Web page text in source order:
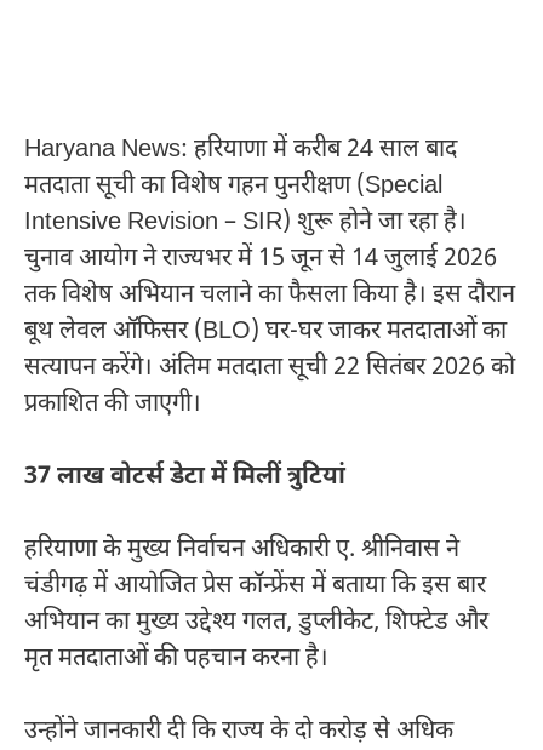
Haryana News: हरियाणा में करीब 24 साल बाद
मतदाता सूची का विशेष गहन पुनरीक्षण (Special
Intensive Revision – SIR) शुरू होने जा रहा है।
चुनाव आयोग ने राज्यभर में 15 जून से 14 जुलाई 2026
तक विशेष अभियान चलाने का फैसला किया है। इस दौरान
बूथ लेवल ऑफिसर (BLO) घर-घर जाकर मतदाताओं का
सत्यापन करेंगे। अंतिम मतदाता सूची 22 सितंबर 2026 को
प्रकाशित की जाएगी।
37 लाख वोटर्स डेटा में मिलीं त्रुटियां
हरियाणा के मुख्य निर्वाचन अधिकारी ए. श्रीनिवास ने
चंडीगढ़ में आयोजित प्रेस कॉन्फ्रेंस में बताया कि इस बार
अभियान का मुख्य उद्देश्य गलत, डुप्लीकेट, शिफ्टेड और
मृत मतदाताओं की पहचान करना है।
उन्होंने जानकारी दी कि राज्य के दो करोड़ से अधिक